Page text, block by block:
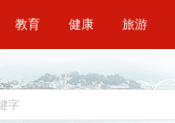
教育 健康 旅游